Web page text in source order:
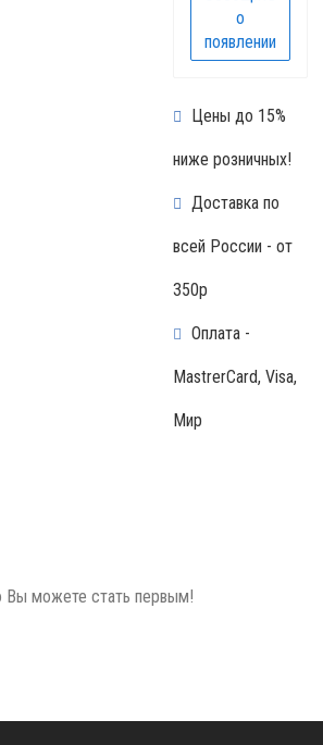
о
появлении
Цены до 15%
ниже розничных!
Доставка по
всей России - от
350р
Оплата -
MastrerCard, Visa,
Мир
Вы можете стать первым!